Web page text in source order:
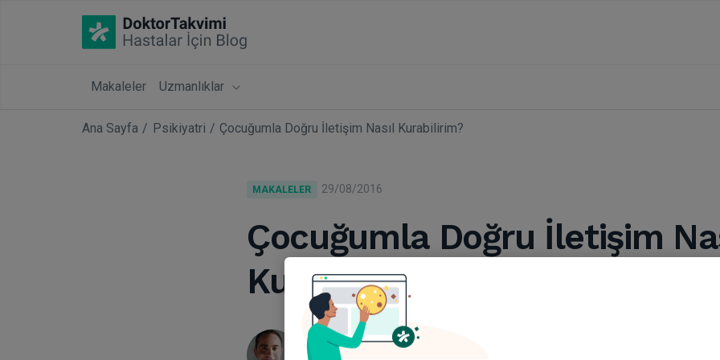
Makaleler Uzmanlıklar
Ana Sayfa Psikiyatri Çocuğumla Doğru İletişim Nasıl Kurabilirim?
MAKALELER 29/08/2016
Çocuğumla Doğru İletişim
Kurabilirim?
Uzm. Dr. Ahmet Şenses